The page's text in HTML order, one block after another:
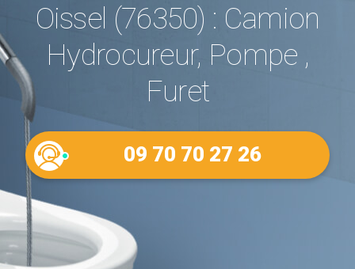
Oissel (76350) : Camion
Hydrocureur, Pompe ,
Furet
09 70 70 27 26